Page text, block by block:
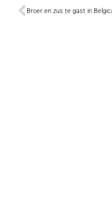
Broer en zus te gast in